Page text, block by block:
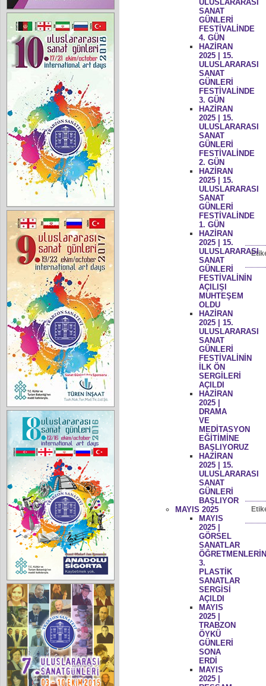
ULUSLARARASI
SANAT
GÜNLERİ
FESTİVALİNDE
4. GÜN
HAZİRAN
2025 | 15.
ULUSLARARASI
SANAT
GÜNLERİ
FESTİVALİNDE
3. GÜN
HAZİRAN
2025 | 15.
ULUSLARARASI
SANAT
GÜNLERİ
FESTİVALİNDE
2. GÜN
HAZİRAN
2025 | 15.
ULUSLARARASI
SANAT
GÜNLERİ
FESTİVALİNDE
1. GÜN
HAZİRAN
2025 | 15.
ULUSLARARASI
SANAT
GÜNLERİ
FESTİVALİNİN
AÇILIŞI
MUHTEŞEM
OLDU
HAZİRAN
2025 | 15.
ULUSLARARASI
SANAT
GÜNLERİ
FESTİVALİNİN
İLK ÖN
SERGİLERİ
AÇILDI
HAZİRAN
2025 |
DRAMA
VE
MEDİTASYON
EĞİTİMİNE
BAŞLIYORUZ
HAZİRAN
2025 | 15.
ULUSLARARASI
SANAT
GÜNLERİ
BAŞLIYOR
MAYIS 2025
MAYIS
2025 |
GÖRSEL
SANATLAR
3.
PLASTİK
SANATLAR
SERGİSİ
AÇILDI
MAYIS
2025 |
TRABZON
ÖYKÜ
GÜNLERİ
SONA
ERDİ
MAYIS
2025 |